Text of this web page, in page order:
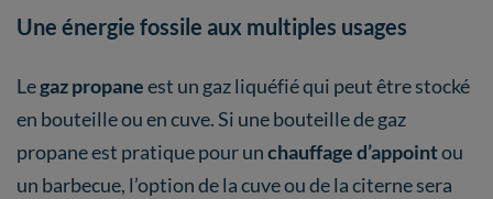
Une énergie fossile aux multiples usages
Legaz propaneest un gaz liquéfié qui peut être stocké
en bouteille ou en cuve. Si une bouteille de gaz
propane est pratique pour unchauffage d’appointou
un barbecue, l’option de la cuve ou de la citerne sera